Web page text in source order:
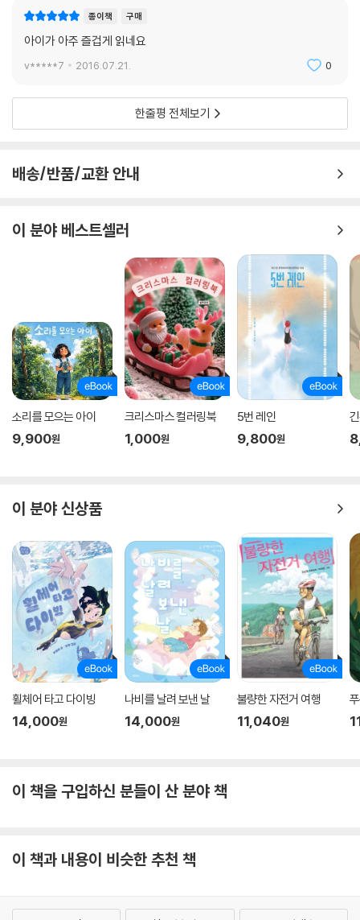
종이책 구매
아이가 아주 즐겁게 읽네요
v*****7 2016.07.21. 0
한줄평 전체보기
배송/반품/교환 안내
이 분야 베스트셀러
소리를 모으는 아이
9,900원
크리스마스 컬러링북
1,000원
5번 레인
9,800원
이 분야 신상품
휠체어 타고 다이빙
14,000원
나비를 날려 보낸 날
14,000원
불량한 자전거 여행
11,040원
이 책을 구입하신 분들이 산 분야 책
이 책과 내용이 비슷한 추천 책